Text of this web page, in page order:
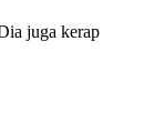
juga kerap